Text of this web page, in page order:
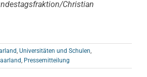
Christian
, Universitäten und Schulen,
, Pressemitteilung